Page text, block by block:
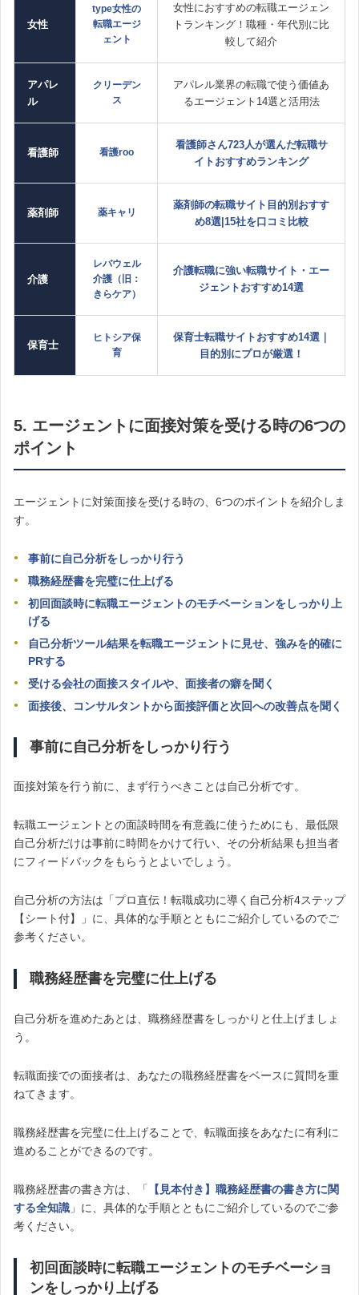
女性
type女性の
転職エージ
ェント
女性におすすめの転職エージェン
トランキング！職種・年代別に比
較して紹介
アパレ
ル
クリーデン
ス
アパレル業界の転職で使う価値あ
るエージェント14選と活用法
看護師 看護roo
看護師さん723人が選んだ転職サ
イトおすすめランキング
薬剤師 薬キャリ
薬剤師の転職サイト目的別おすす
め8選|15社を口コミ比較
介護
レバウェル
介護（旧：
きらケア）
介護転職に強い転職サイト・エー
ジェントおすすめ14選
保育士
ヒトシア保
育
保育士転職サイトおすすめ14選｜
目的別にプロが厳選！
5. エージェントに面接対策を受ける時の6つの
ポイント
エージェントに対策面接を受ける時の、6つのポイントを紹介しま
す。
事前に自己分析をしっかり行う
職務経歴書を完璧に仕上げる
初回面談時に転職エージェントのモチベーションをしっかり上
げる
自己分析ツール結果を転職エージェントに見せ、強みを的確に
PRする
受ける会社の面接スタイルや、面接者の癖を聞く
面接後、コンサルタントから面接評価と次回への改善点を聞く
事前に自己分析をしっかり行う
面接対策を行う前に、まず行うべきことは自己分析です。
転職エージェントとの面談時間を有意義に使うためにも、最低限
自己分析だけは事前に時間をかけて行い、その分析結果も担当者
にフィードバックをもらうとよいでしょう。
自己分析の方法は「プロ直伝！転職成功に導く自己分析4ステップ
【シート付】」に、具体的な手順とともにご紹介しているのでご
参考ください。
職務経歴書を完璧に仕上げる
自己分析を進めたあとは、職務経歴書をしっかりと仕上げましょ
う。
転職面接での面接者は、あなたの職務経歴書をベースに質問を重
ねてきます。
職務経歴書を完璧に仕上げることで、転職面接をあなたに有利に
進めることができるのです。
職務経歴書の書き方は、「
【見本付き】職務経歴書の書き方に関
する全知識 」に、具体的な手順とともにご紹介しているのでご参
考ください。
初回面談時に転職エージェントのモチベーショ
ンをしっかり上げる